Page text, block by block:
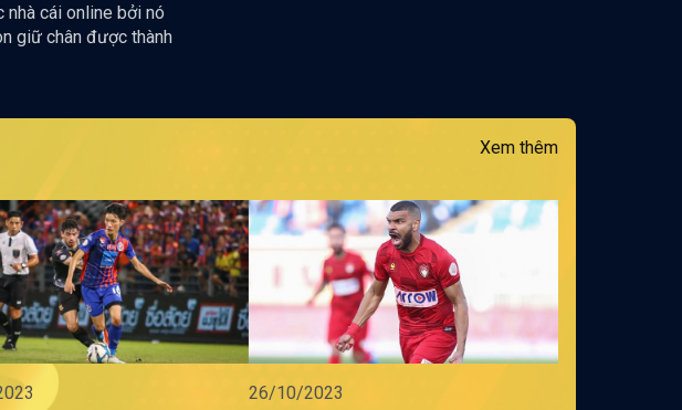
nhà cái online bởi nó
giữ chân được thành
Xem thêm
26/10/2023